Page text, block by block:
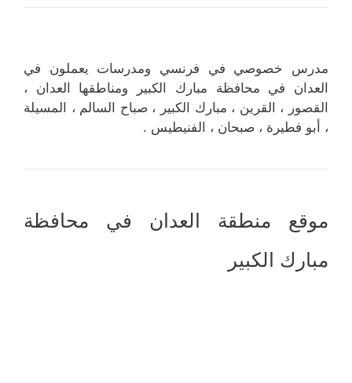
مدرس خصوصي في فرنسي ومدرسات يعملون في
العدان في محافظة مبارك الكبير ومناطقها العدان ،
القصور ، القرين ، مبارك الكبير ، صباح السالم ، المسيلة
، أبو فطيرة ، صبحان ، الفنيطيس .
موقع منطقة العدان في محافظة
مبارك الكبير